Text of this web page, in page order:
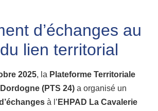
d’échanges au
lien territorial
2025, la Plateforme Territoriale
(PTS 24) a organisé un
à l’ EHPAD La Cavalerie